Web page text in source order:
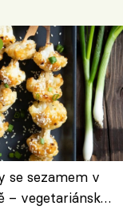
se sezamem v
– vegetariánská